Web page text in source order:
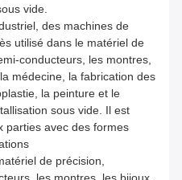
vide.
des machines de
utilisé dans le matériel de
conducteurs, les montres,
médecine, la fabrication des
la peinture et le
sous vide. Il est
parties avec des formes
de précision,